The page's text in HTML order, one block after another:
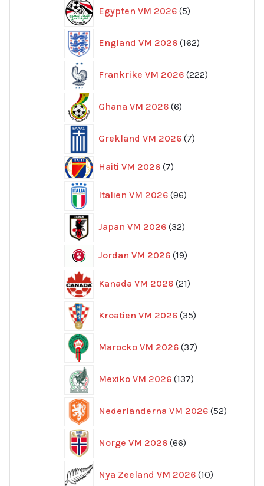
Egypten VM 2026 5
produkter
England VM 2026 162
produkter
Frankrike VM 2026 222
produkter
Ghana VM 2026 6
produkter
Grekland VM 2026 7
produkter
Haiti VM 2026 77
Italien VM 2026 96
produkter
Japan VM 2026 32
produkter
Jordan VM 2026 1919
Kanada VM 2026 21
produkter
Kroatien VM 2026 35
produkter
Marocko VM 2026 37
produkter
Mexiko VM 2026 137
produkter
Nederländerna VM 2026 52
Norge VM 2026 66
produkter
Nya Zeeland VM 2026 10
produkter